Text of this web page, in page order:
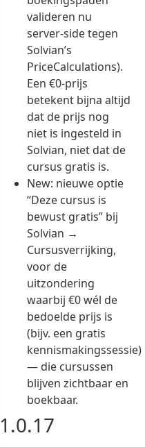
valideren nu
server-side tegen
Solvian’s
PriceCalculations).
Een €0-prijs
betekent bijna altijd
dat de prijs nog
niet is ingesteld in
Solvian, niet dat de
cursus gratis is.
New: nieuwe optie
“Deze cursus is
bewust gratis” bij
Solvian →
Cursusverrijking,
voor de
uitzondering
waarbij €0 wél de
bedoelde prijs is
(bijv. een gratis
kennismakingssessie)
— die cursussen
blijven zichtbaar en
boekbaar.
1.0.17